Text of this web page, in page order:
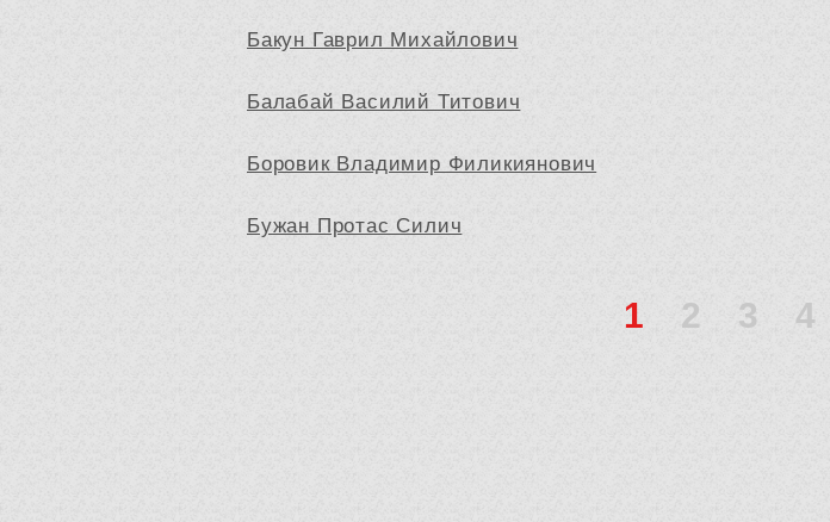
Бакун Гаврил Михайлович
Балабай Василий Титович
Боровик Владимир Филикиянович
Бужан Протас Силич
1 2 3 4